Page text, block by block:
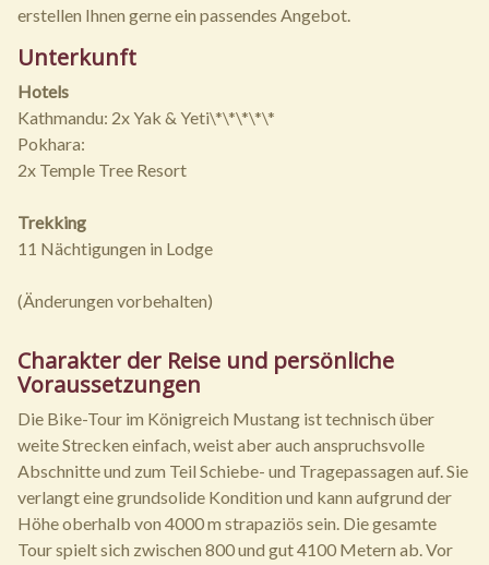
erstellen Ihnen gerne ein passendes Angebot.
Unterkunft
Hotels
Kathmandu: 2x Yak & Yeti\*\*\*\*\*
Pokhara:
2x Temple Tree Resort
Trekking
11 Nächtigungen in Lodge
(Änderungen vorbehalten)
Charakter der Reise und persönliche
Voraussetzungen
Die Bike-Tour im Königreich Mustang ist technisch über
weite Strecken einfach, weist aber auch anspruchsvolle
Abschnitte und zum Teil Schiebe- und Tragepassagen auf. Sie
verlangt eine grundsolide Kondition und kann aufgrund der
Höhe oberhalb von 4000 m strapaziös sein. Die gesamte
Tour spielt sich zwischen 800 und gut 4100 Metern ab. Vor